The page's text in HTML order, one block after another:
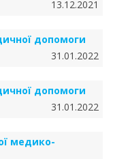
13.12.2021
допомоги
31.01.2022
допомоги
31.01.2022
медико-